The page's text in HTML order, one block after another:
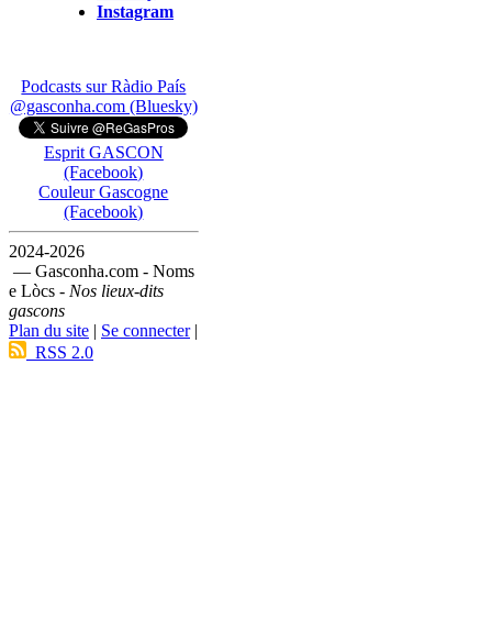
Instagram
Podcasts sur Ràdio País
@gasconha.com (Bluesky)
Esprit GASCON
(Facebook)
Couleur Gascogne
(Facebook)
2024-2026
— Gasconha.com - Noms
e Lòcs - Nos lieux-dits
gascons
Plan du site | Se connecter|
RSS 2.0